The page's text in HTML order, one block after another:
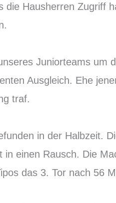
die Hausherren Zugriff
Juniorteams um
Ausgleich. Ehe
traf.
in der Halbzeit.
einen Rausch. Die
das 3. Tor nach 56